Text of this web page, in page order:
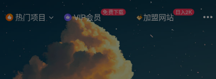
热门项目 VIP会员 免费下载 加盟网站 日入2K